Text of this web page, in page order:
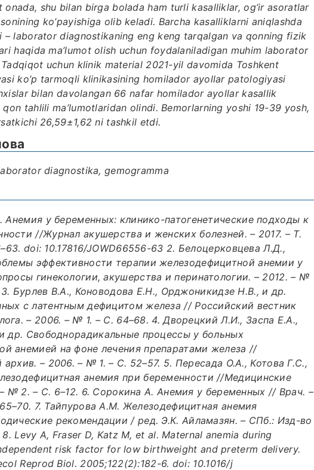
onada, shu bilan birga bolada ham turli kasalliklar, og’ir asoratlar
ko’payishiga olib keladi. Barcha kasalliklarni aniqlashda
– laborator diagnostikaning eng keng tarqalgan va qonning fizik
haqida ma’lumot olish uchun foydalaniladigan muhim laborator
uchun klinik material 2021-yil davomida Toshkent
ko’p tarmoqli klinikasining homilador ayollar patologiyasi
bilan davolangan 66 nafar homilador ayollar kasallik
tahlili ma’lumotlaridan olindi. Bemorlarning yoshi 19-39 yosh,
26,59±1,62 ni tashkil etdi.
diagnostika, gemogramma
Анемия у беременных: клинико-патогенетические подходы к
//Журнал акушерства и женских болезней. – 2017. – Т.
doi: 10.17816/JOWD66556-63 2. Белоцерковцева Л.Д.,
эффективности терапии железодефицитной анемии у
гинекологии, акушерства и перинатологии. – 2012. – №
3. Бурлев В.А., Коноводова Е.Н., Орджоникидзе Н.В., и др.
с латентным дефицитом железа // Российский вестник
– 2006. – № 1. – С. 64–68. 4. Дворецкий Л.И., Заспа Е.А.,
др. Свободнорадикальные процессы у больных
анемией на фоне лечения препаратами железа //
архив. – 2006. – № 1. – С. 52–57. 5. Пересада О.А., Котова Г.С.,
анемия при беременности //Медицинские
№ 2. – С. 6–12. 6. Сорокина А. Анемия у беременных // Врач. –
7. Тайпурова А.М. Железодефицитная анемия
рекомендации / ред. Э.К. Айламазян. – СПб.: Изд-во
Levy A, Fraser D, Katz M, et al. Maternal anemia during
risk factor for low birthweight and preterm delivery.
Reprod Biol. 2005;122(2):182-6. doi: 10.1016/j